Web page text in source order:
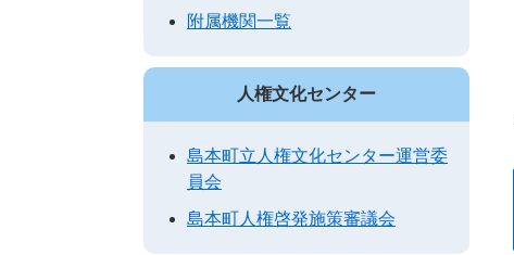
附属機関一覧
人権文化センター
島本町立人権文化センター運営委
員会
島本町人権啓発施策審議会